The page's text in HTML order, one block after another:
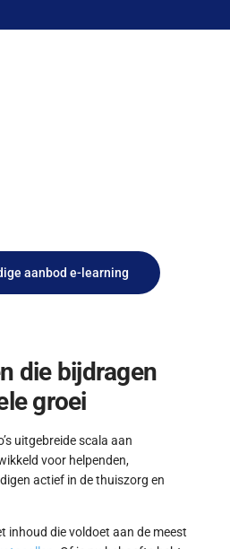
aanbod e-learning
die bijdragen
groei
uitgebreide scala aan
voor helpenden,
actief in de thuiszorg en
inhoud die voldoet aan de meest